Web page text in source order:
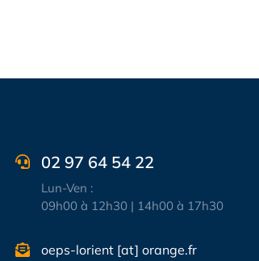
02 97 64 54 22
Lun-Ven :
09h00 à 12h30 | 14h00 à 17h30
oeps-lorient [at] orange.fr